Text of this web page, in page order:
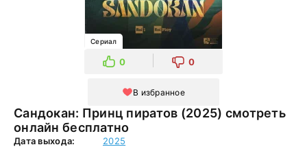
Сандокан: Принц пиратов (2025) смотреть
онлайн бесплатно
Сериал
0 0
В избранное
Дата выхода:
2025